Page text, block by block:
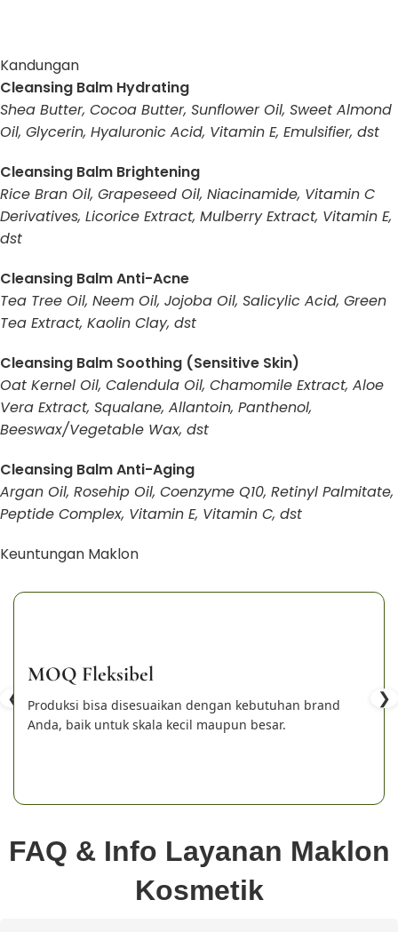
Kandungan
Cleansing Balm Hydrating
Shea Butter, Cocoa Butter, Sunflower Oil, Sweet Almond
Oil, Glycerin, Hyaluronic Acid, Vitamin E, Emulsifier, dst
Cleansing Balm Brightening
Rice Bran Oil, Grapeseed Oil, Niacinamide, Vitamin C
Derivatives, Licorice Extract, Mulberry Extract, Vitamin E,
dst
Cleansing Balm Anti-Acne
Tea Tree Oil, Neem Oil, Jojoba Oil, Salicylic Acid, Green
Tea Extract, Kaolin Clay, dst
Cleansing Balm Soothing (Sensitive Skin)
Oat Kernel Oil, Calendula Oil, Chamomile Extract, Aloe
Vera Extract, Squalane, Allantoin, Panthenol,
Beeswax/Vegetable Wax, dst
Cleansing Balm Anti-Aging
Argan Oil, Rosehip Oil, Coenzyme Q10, Retinyl Palmitate,
Peptide Complex, Vitamin E, Vitamin C, dst
Keuntungan Maklon
❮
MOQ Fleksibel
Produksi bisa disesuaikan dengan kebutuhan brand
Anda, baik untuk skala kecil maupun besar.
❯
FAQ & Info Layanan Maklon
Kosmetik